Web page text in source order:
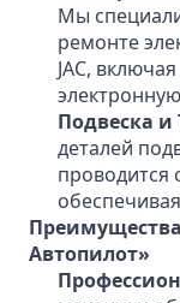
Мы
ремонте
JAC,
Подвеска и
деталей
проводится
Автопилот»